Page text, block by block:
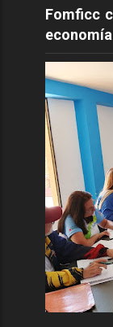
Fomficc